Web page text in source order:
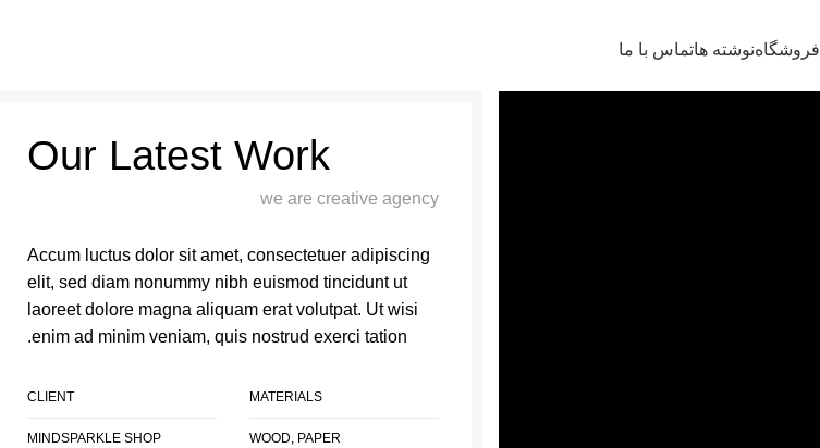
فروشگاهنوشته هاتماس با ما
Our Latest Work
we are creative agency
Accum luctus dolor sit amet, consectetuer adipiscing
elit, sed diam nonummy nibh euismod tincidunt ut
laoreet dolore magna aliquam erat volutpat. Ut wisi
enim ad minim veniam, quis nostrud exerci tation.
CLIENT
MINDSPARKLE SHOP
MATERIALS
WOOD, PAPER